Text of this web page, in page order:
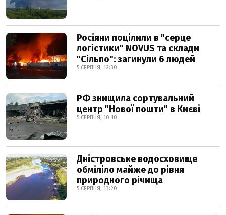
Росіяни поцілили в "серце
логістики" NOVUS та склади
"Сільпо": загинули 6 людей
5 СЕРПНЯ, 12:30
РФ знищила сортувальний
центр "Нової пошти" в Києві
5 СЕРПНЯ, 10:10
Дністровське водосховище
обміліло майже до рівня
природного річища
5 СЕРПНЯ, 13:20